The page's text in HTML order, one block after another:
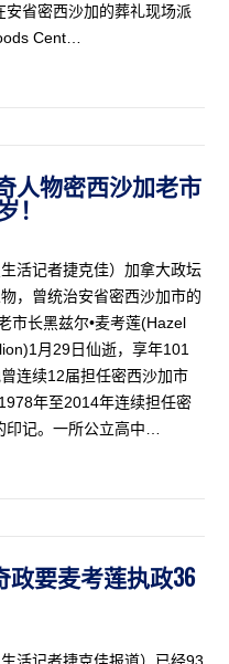
省密西沙加的葬礼现场派
Cent…
人物密西沙加老市
！
生活记者捷克佳）加拿大政坛
，曾统治安省密西沙加市的
市长黑兹尔•麦考莲(Hazel
月29日仙逝，享年101
连续12届担任密西沙加市
年至2014年连续担任密
记。一所公立高中…
政要麦考莲执政36